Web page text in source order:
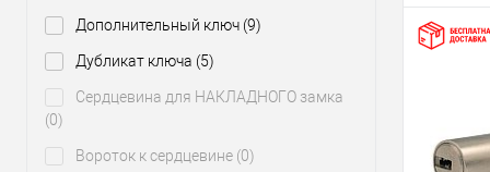
Дополнительный ключ (9)
Дубликат ключа (5)
Сердцевина для НАКЛАДНОГО замка
(0)
Вороток к сердцевине (0)
Тип товара
клик